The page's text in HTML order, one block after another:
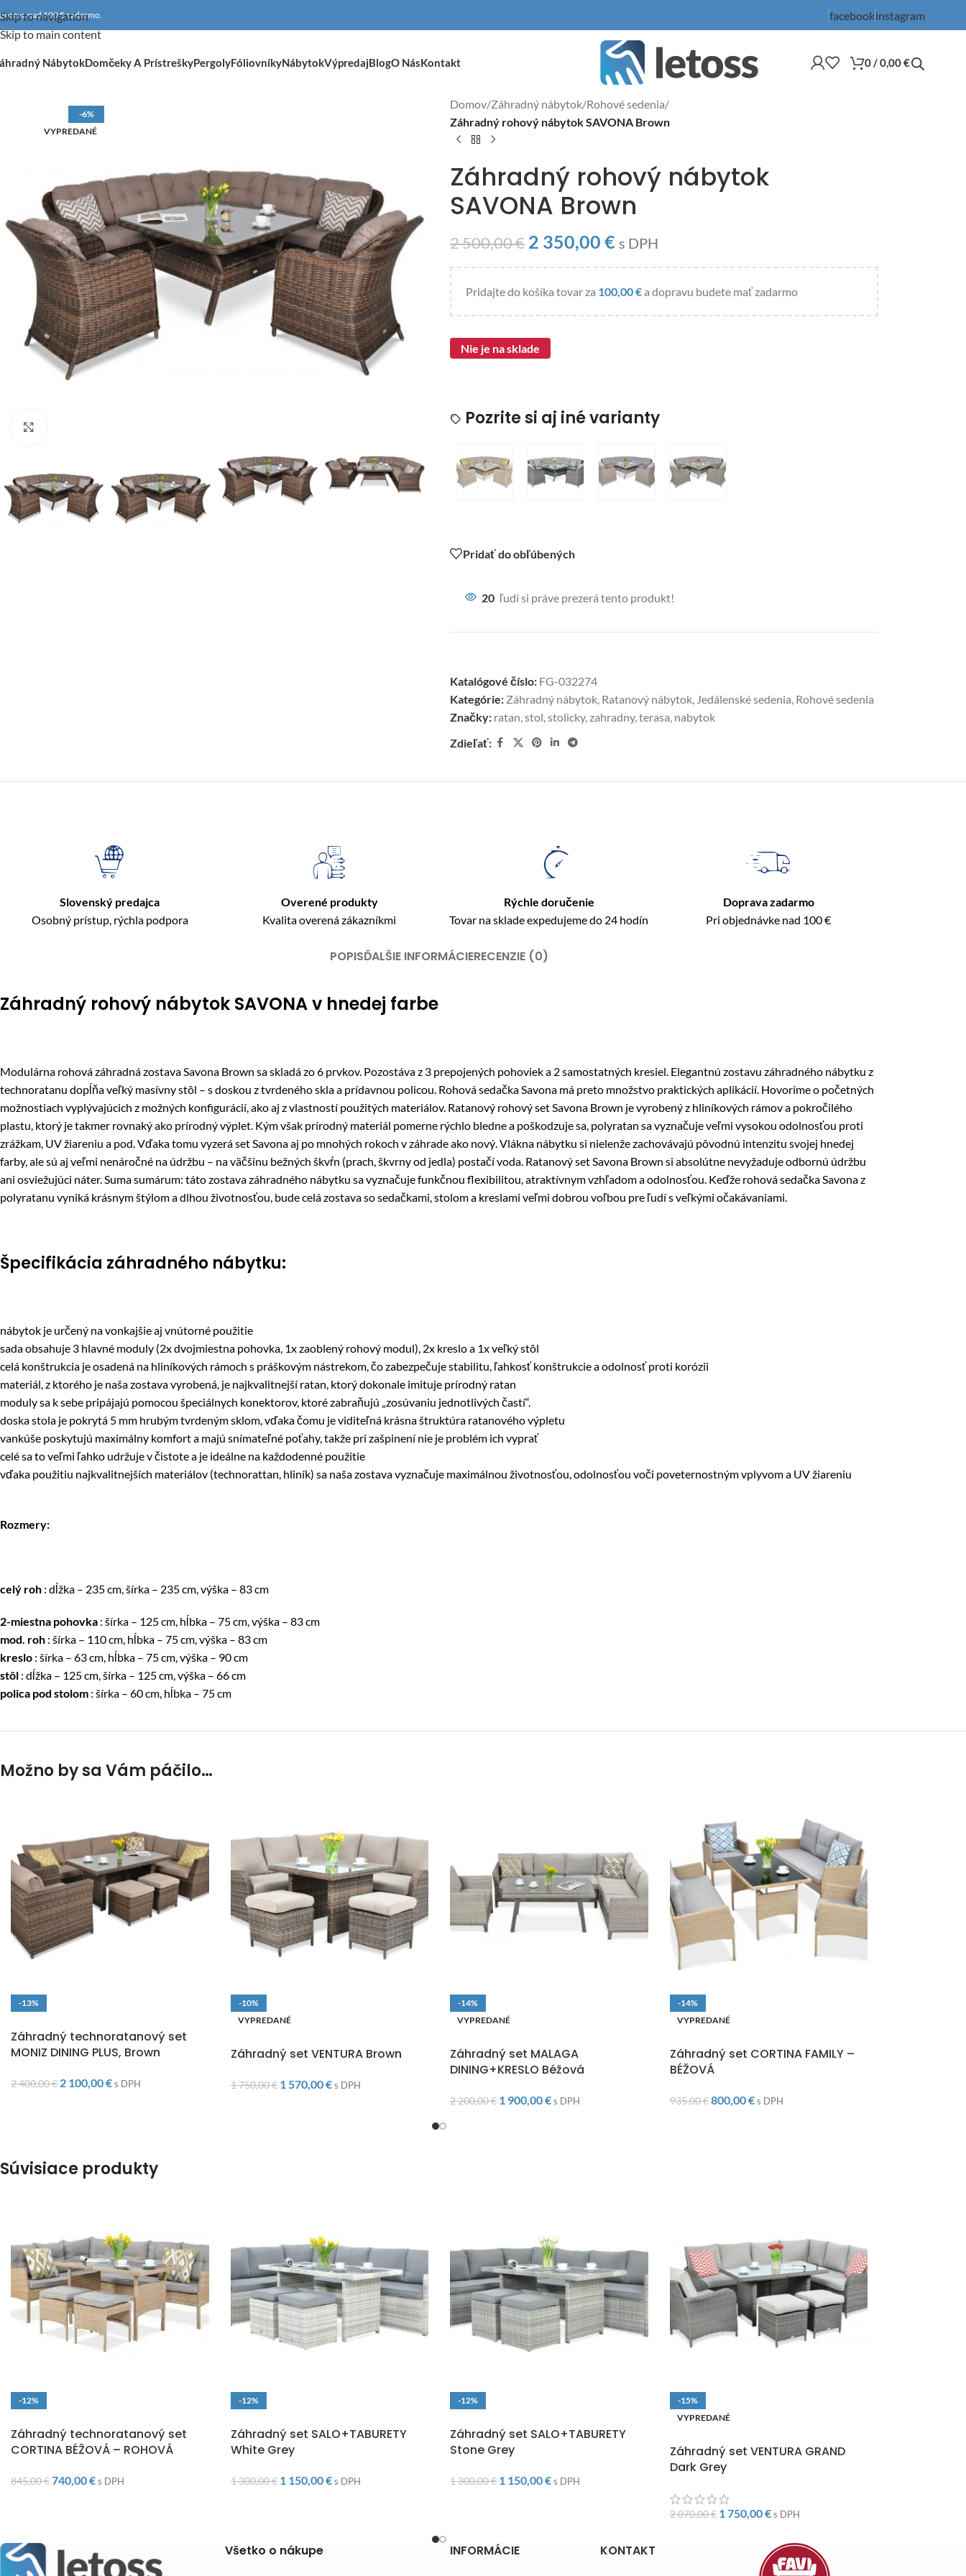
Skip to navigation
Skip to main content
nad 100 € zadarmo. facebookinstagram
NábytokDomčeky A PrístreškyPergolyFóliovníkyNábytokVýpredajBlogO NásKontakt 0 /0,00€
-6%
VYPREDANÉ
Domov/Záhradný nábytok/Rohové sedenia/
Záhradný rohový nábytok SAVONA Brown
Záhradný rohový nábytok
SAVONA Brown
2 500,00€ 2 350,00 € s DPH
Pridajte do košíka tovar za 100,00€a dopravu budete mať zadarmo
Nie je na sklade
Pozrite si aj iné varianty
Pridať do obľúbených
20 ľudí si práve prezerá tento produkt!
Katalógové číslo: FG-032274
Kategórie: Záhradný nábytok, Ratanový nábytok, Jedálenské sedenia, Rohové sedenia
Značky: ratan,stol,stolicky,zahradny,terasa, nabytok
Zdieľať:
Slovenský predajca
Osobný prístup, rýchla podpora
Overené produkty
Kvalita overená zákazníkmi
Rýchle doručenie
Tovar na sklade expedujeme do 24 hodín
Doprava zadarmo
Pri objednávke nad 100 €
POPISĎALŠIE INFORMÁCIERECENZIE (0)
Záhradný rohový nábytok SAVONA v hnedej farbe
Modulárna rohová záhradná zostava Savona Brown sa skladá zo 6 prvkov. Pozostáva z 3 prepojených pohoviek a 2 samostatných kresiel. Elegantnú zostavu záhradného nábytku z
technoratanu dopĺňa veľký masívny stôl – s doskou z tvrdeného skla a prídavnou policou. Rohová sedačka Savona má preto množstvo praktických aplikácií. Hovoríme o početných
možnostiach vyplývajúcich z možných konfigurácií, ako aj z vlastností použitých materiálov. Ratanový rohový set Savona Brown je vyrobený z hliníkových rámov a pokročilého
plastu, ktorý je takmer rovnaký ako prírodný výplet. Kým však prírodný materiál pomerne rýchlo bledne a poškodzuje sa, polyratan sa vyznačuje veľmi vysokou odolnosťou proti
zrážkam, UV žiareniu a pod. Vďaka tomu vyzerá set Savona aj po mnohých rokoch v záhrade ako nový. Vlákna nábytku si nielenže zachovávajú pôvodnú intenzitu svojej hnedej
farby, ale sú aj veľmi nenáročné na údržbu – na väčšinu bežných škvŕn (prach, škvrny od jedla) postačí voda. Ratanový set Savona Brown si absolútne nevyžaduje odbornú údržbu
ani osviežujúci náter. Suma sumárum: táto zostava záhradného nábytku sa vyznačuje funkčnou flexibilitou, atraktívnym vzhľadom a odolnosťou. Keďže rohová sedačka Savona z
polyratanu vyniká krásnym štýlom a dlhou životnosťou, bude celá zostava so sedačkami, stolom a kreslami veľmi dobrou voľbou pre ľudí s veľkými očakávaniami.
Špecifikácia záhradného nábytku:
nábytok je určený na vonkajšie aj vnútorné použitie
sada obsahuje 3 hlavné moduly (2x dvojmiestna pohovka, 1x zaoblený rohový modul), 2x kreslo a 1x veľký stôl
celá konštrukcia je osadená na hliníkových rámoch s práškovým nástrekom, čo zabezpečuje stabilitu, ľahkosť konštrukcie a odolnosť proti korózii
materiál, z ktorého je naša zostava vyrobená, je najkvalitnejší ratan, ktorý dokonale imituje prírodný ratan
moduly sa k sebe pripájajú pomocou špeciálnych konektorov, ktoré zabraňujú „zosúvaniu jednotlivých častí“.
doska stola je pokrytá 5 mm hrubým tvrdeným sklom, vďaka čomu je viditeľná krásna štruktúra ratanového výpletu
vankúše poskytujú maximálny komfort a majú snímateľné poťahy, takže pri zašpinení nie je problém ich vyprať
celé sa to veľmi ľahko udržuje v čistote a je ideálne na každodenné použitie
vďaka použitiu najkvalitnejších materiálov (technorattan, hliník) sa naša zostava vyznačuje maximálnou životnosťou, odolnosťou voči poveternostným vplyvom a UV žiareniu
Rozmery:
celý roh : dĺžka – 235 cm, šírka – 235 cm, výška – 83 cm
2-miestna pohovka : šírka – 125 cm, hĺbka – 75 cm, výška – 83 cm
mod. roh : šírka – 110 cm, hĺbka – 75 cm, výška – 83 cm
kreslo : šírka – 63 cm, hĺbka – 75 cm, výška – 90 cm
stôl : dĺžka – 125 cm, šírka – 125 cm, výška – 66 cm
polica pod stolom : šírka – 60 cm, hĺbka – 75 cm
Možno by sa Vám páčilo…
-13%
Záhradný technoratanový set
MONIZ DINING PLUS, Brown
2 400,00€ 2 100,00€s DPH
-10%
VYPREDANÉ
Záhradný set VENTURA Brown
1 750,00€ 1 570,00€ s DPH
-14%
VYPREDANÉ
Záhradný set MALAGA
DINING+KRESLO Béžová
2 200,00€ 1 900,00€s DPH
-14%
VYPREDANÉ
Záhradný set CORTINA FAMILY –
BÉŽOVÁ
935,00€ 800,00€ s DPH
Súvisiace produkty
-12%
Záhradný technoratanový set
CORTINA BÉŽOVÁ – ROHOVÁ
845,00€740,00€s DPH
-12%
Záhradný set SALO+TABURETY
White Grey
1 300,00€ 1 150,00€ s DPH
-12%
Záhradný set SALO+TABURETY
Stone Grey
1 300,00€ 1 150,00€s DPH
-15%
VYPREDANÉ
Záhradný set VENTURA GRAND
Dark Grey
2 070,00€ 1 750,00€ s DPH
Všetko o nákupe INFORMÁCIE KONTAKT